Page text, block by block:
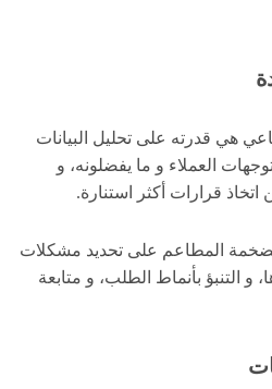
هي قدرته على تحليل البيانات
العملاء و ما يفضلونه، و
قرارات أكثر استنارة.
المطاعم على تحديد مشكلات
و التنبؤ بأنماط الطلب، و متابعة